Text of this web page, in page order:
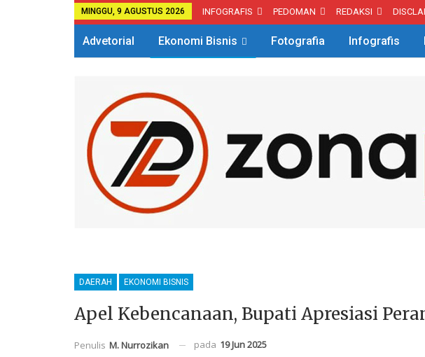
MINGGU, 9 AGUSTUS 2026 INFOGRAFIS PEDOMAN REDAKSI
Advetorial Ekonomi Bisnis Fotografia Infografis
DAERAH EKONOMI BISNIS
Apel Kebencanaan, Bupati Apresiasi
Penulis M. Nurrozikan pada 19 Jun 2025